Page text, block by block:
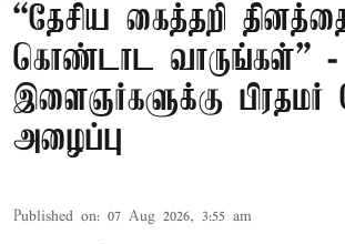
“தேசிய கைத்தறி
கொண்டாட வாருங்கள்” -
இளைஞர்களுக்கு பிரதமர்
அழைப்பு
Published on: 07 Aug 2026, 3:55 am